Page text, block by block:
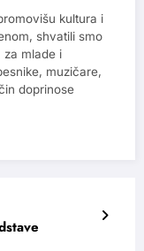
kultura i
shvatili smo
za mlade i
muzičare,
doprinose